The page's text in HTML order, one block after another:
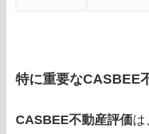
特に重要なCASBEE
CASBEE不動産評価は